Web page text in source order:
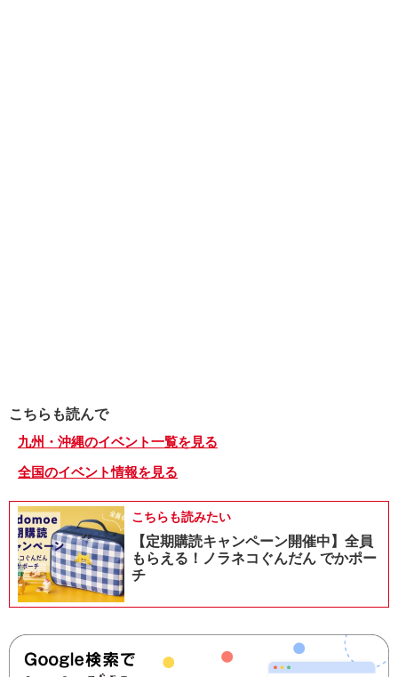
こちらも読んで
九州・沖縄のイベント一覧を見る
全国のイベント情報を見る
こちらも読みたい
【定期購読キャンペーン開催中】全員
もらえる！ノラネコぐんだん でかポー
チ